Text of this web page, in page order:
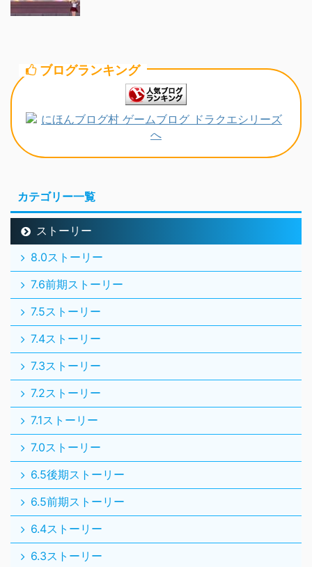
ブログランキング
カテゴリー一覧
ストーリー
8.0ストーリー
7.6前期ストーリー
7.5ストーリー
7.4ストーリー
7.3ストーリー
7.2ストーリー
7.1ストーリー
7.0ストーリー
6.5後期ストーリー
6.5前期ストーリー
6.4ストーリー
6.3ストーリー